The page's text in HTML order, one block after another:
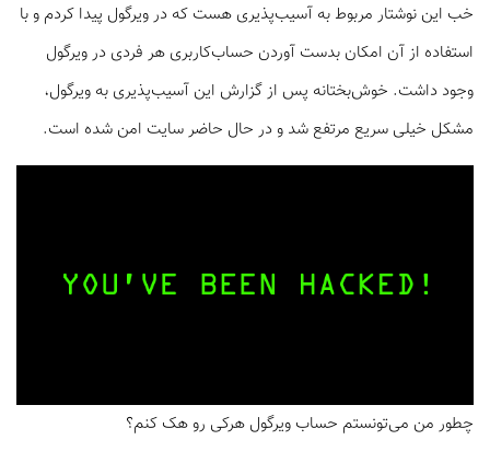
خب این نوشتار مربوط به آسیب‌پذیری هست که در ویرگول پیدا کردم و با
استفاده از آن امکان بدست آوردن حساب‌کاربری هر فردی در ویرگول
وجود داشت. خوش‌بختانه پس از گزارش این آسیب‌پذیری به ویرگول،
مشکل خیلی سریع مرتفع شد و در حال حاضر سایت امن شده است.
چطور من می‌تونستم حساب ویرگول هرکی رو هک کنم؟